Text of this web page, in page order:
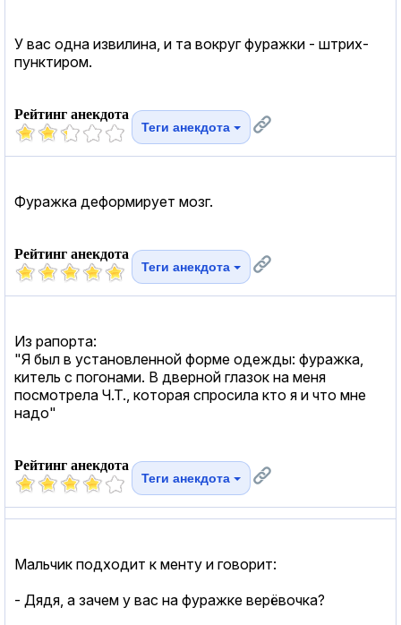
У вас одна извилина, и та вокруг фуражки - штрих-
пунктиром.
Рейтинг анекдота
Теги анекдота
Фуражка деформирует мозг.
Рейтинг анекдота
Теги анекдота
Из рапорта:
"Я был в установленной форме одежды: фуражка,
китель с погонами. В дверной глазок на меня
посмотрела Ч.Т., которая спросила кто я и что мне
надо"
Рейтинг анекдота
Теги анекдота
Мальчик подходит к менту и говорит:
- Дядя, а зачем у вас на фуражке верёвочка?